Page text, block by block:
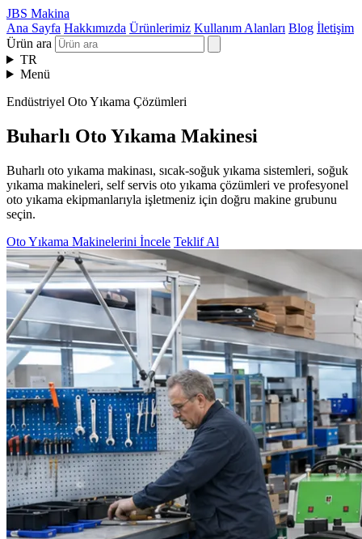
JBS Makina
Ana Sayfa Hakkımızda Ürünlerimiz Kullanım Alanları Blog İletişim
Ürün ara
TR
Menü
Endüstriyel Oto Yıkama Çözümleri
Buharlı Oto Yıkama Makinesi
Buharlı oto yıkama makinası, sıcak-soğuk yıkama sistemleri, soğuk
yıkama makineleri, self servis oto yıkama çözümleri ve profesyonel
oto yıkama ekipmanlarıyla işletmeniz için doğru makine grubunu
seçin.
Oto Yıkama Makinelerini İncele Teklif Al